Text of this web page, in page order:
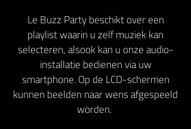
Le Buzz Party beschikt over een
playlist waarin u zelf muziek kan
selecteren, alsook kan u onze audio-
installatie bedienen via uw
smartphone. Op de LCD-schermen
kunnen beelden naar wens afgespeeld
worden.